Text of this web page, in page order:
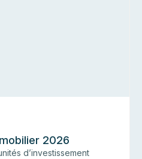
2026
d’investissement